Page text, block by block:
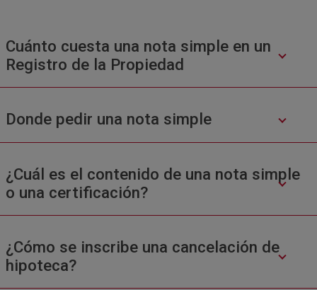
Cuánto cuesta una nota simple en un
Registro de la Propiedad
Donde pedir una nota simple
¿Cuál es el contenido de una nota simple
o una certificación?
¿Cómo se inscribe una cancelación de
hipoteca?